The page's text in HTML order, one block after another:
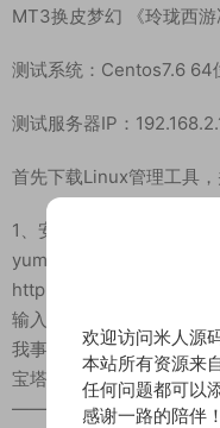
MT3换皮梦幻 《玲珑西
测试系统：Centos7.6 64
测试服务器IP：
首先下载Linux管理工具，
1、安装宝塔
yum install -y wget &&
http://download.bt.cn/
输入y回车确认安装
我事先已经安装好宝塔了
宝塔后我们登录宝塔面板
欢迎访问米人源
本站所有资源来
任何问题都可以
感谢一路的陪伴！